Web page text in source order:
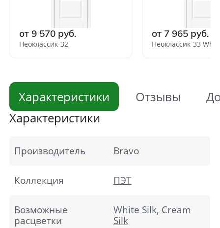
от 9 570 руб.
Неоклассик-32
от 7 965 руб.
Неоклассик-33
Характеристики Отзывы
Характеристики
Производитель Bravo
Коллекция ПЭТ
Возможные
расцветки
White Silk, Cream
Silk